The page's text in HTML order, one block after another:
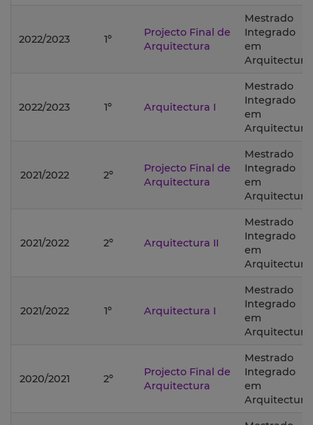
2022/2023 1º
Projecto Final de
Arquitectura
Mestrado
Integrado
em
Arquitectura;
2022/2023 1º Arquitectura I
Mestrado
Integrado
em
Arquitectura;
2021/2022 2º
Projecto Final de
Arquitectura
Mestrado
Integrado
em
Arquitectura;
2021/2022 2º Arquitectura II
Mestrado
Integrado
em
Arquitectura;
2021/2022 1º Arquitectura I
Mestrado
Integrado
em
Arquitectura;
2020/2021 2º
Projecto Final de
Arquitectura
Mestrado
Integrado
em
Arquitectura;